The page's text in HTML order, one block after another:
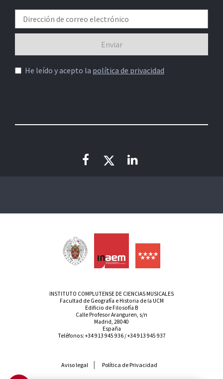
He leído y acepto la política de privacidad
INSTITUTO COMPLUTENSE DE CIENCIAS MUSICALES
Facultad de Geografía e Historia de la UCM
Edificio de Filosofía B
Calle Profesor Aranguren, s/n
Madrid, 28040
España
Teléfonos: +34 913 945 936/+34 913 945 937
Aviso legal Política de Privacidad